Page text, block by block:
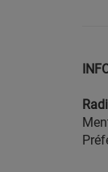
HIGH-TECH